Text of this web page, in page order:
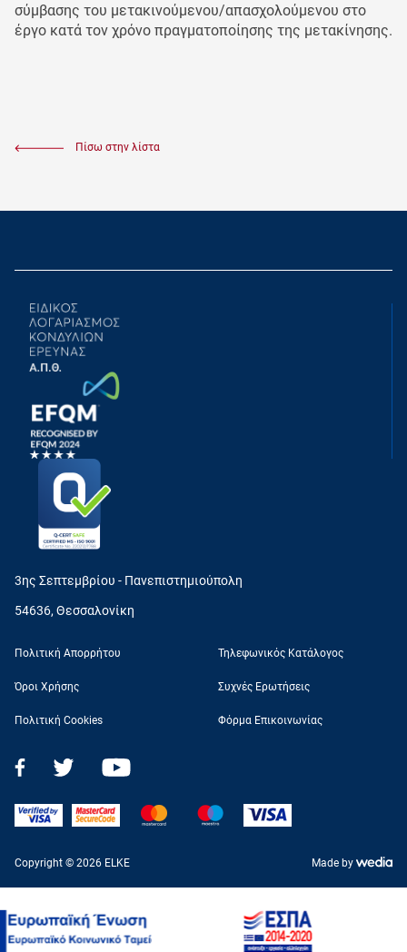
σύμβασης του μετακινούμενου/απασχολούμενου στο
έργο κατά τον χρόνο πραγματοποίησης της μετακίνησης.
Πίσω στην λίστα
3ης Σεπτεμβρίου - Πανεπιστημιούπολη
54636, Θεσσαλονίκη
Πολιτική Απορρήτου
Όροι Χρήσης
Πολιτική Cookies
Τηλεφωνικός Κατάλογος
Συχνές Ερωτήσεις
Φόρμα Επικοινωνίας
Copyright © 2026 ELKE Made by